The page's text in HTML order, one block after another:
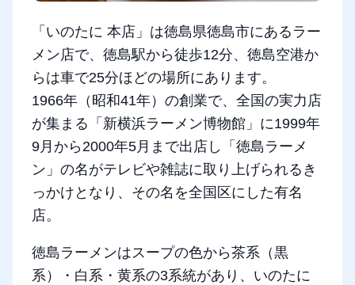
「いのたに 本店」は徳島県徳島市にあるラー
メン店で、徳島駅から徒歩12分、徳島空港か
らは車で25分ほどの場所にあります。
1966年（昭和41年）の創業で、全国の実力店
が集まる「新横浜ラーメン博物館」に1999年
9月から2000年5月まで出店し「徳島ラーメ
ン」の名がテレビや雑誌に取り上げられるき
っかけとなり、その名を全国区にした有名
店。
徳島ラーメンはスープの色から茶系（黒
系）・白系・黄系の3系統があり、いのたに